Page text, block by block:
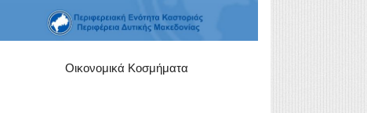
Οικονομικά Κοσμήματα